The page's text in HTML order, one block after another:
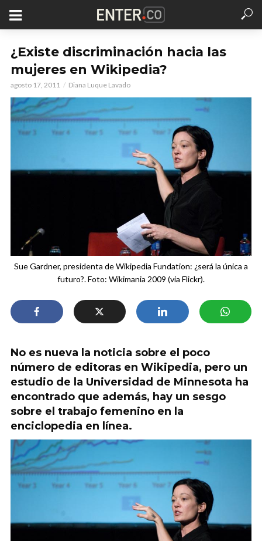
¿Existe discriminación hacia las
mujeres en Wikipedia?
agosto 17, 2011 Diana Luque Lavado
Sue Gardner, presidenta de Wikipedia Fundation: ¿será la única a
futuro?. Foto: Wikimania 2009 (via Flickr).
No es nueva la noticia sobre el poco
número de editoras en Wikipedia, pero un
estudio de la Universidad de Minnesota ha
encontrado que además, hay un sesgo
sobre el trabajo femenino en la
enciclopedia en línea.